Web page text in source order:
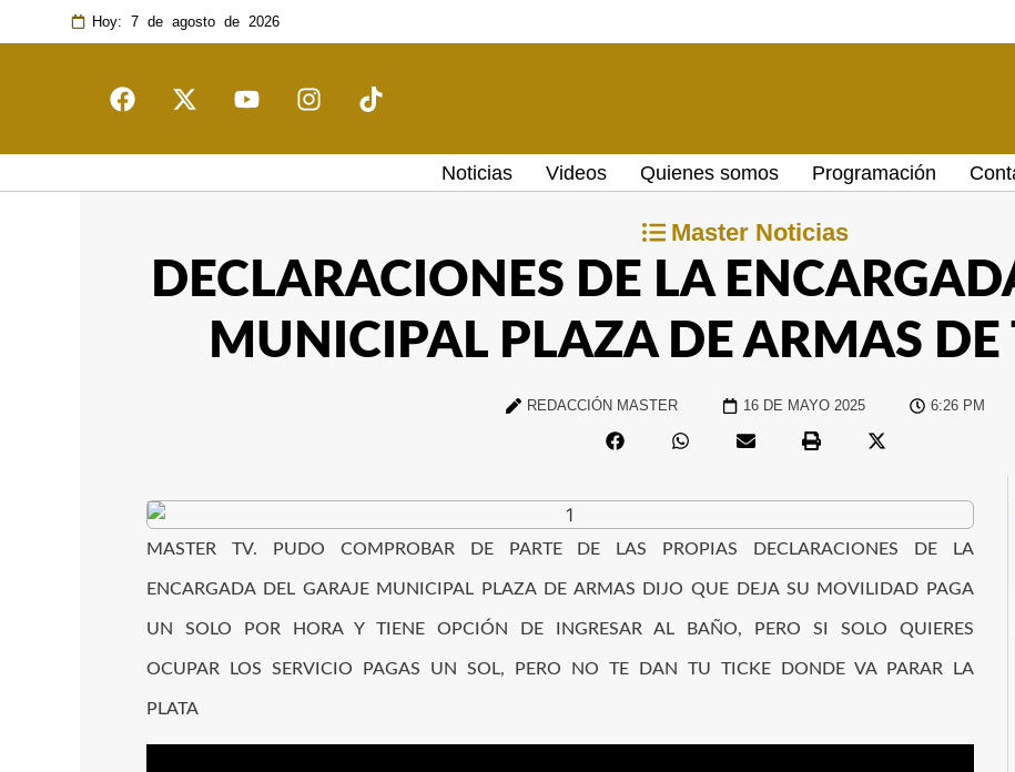
Hoy: 7 de agosto de 2026
Noticias Videos Quienes somos Programación
Master Noticias
DECLARACIONES DE LA
MUNICIPAL PLAZA DE ARMAS
REDACCIÓN MASTER 16 DE MAYO 2025 6:26 PM
MASTER TV. PUDO COMPROBAR DE PARTE DE LAS PROPIAS DECLARACIONES DE LA
ENCARGADA DEL GARAJE MUNICIPAL PLAZA DE ARMAS DIJO QUE DEJA SU MOVILIDAD PAGA
UN SOLO POR HORA Y TIENE OPCIÓN DE INGRESAR AL BAÑO, PERO SI SOLO QUIERES
OCUPAR LOS SERVICIO PAGAS UN SOL, PERO NO TE DAN TU TICKE DONDE VA PARAR LA
PLATA